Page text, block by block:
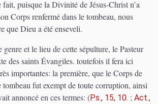
puisque la Divinité de Jésus-Christ n’a
Corps renfermé dans le tombeau, nous
que Dieu a été enseveli.
et le lieu de cette sépulture, le Pasteur
des saints Évangiles. toutefois il fera ici
importantes: la première, que le Corps de
tombeau fut exempt de toute corruption, ainsi
annoncé en ces termes: (Ps., 15, 10. ; Act.,